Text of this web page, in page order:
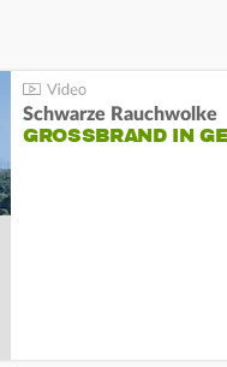
Schwarze Rauchwolke
GROSSBRAND IN